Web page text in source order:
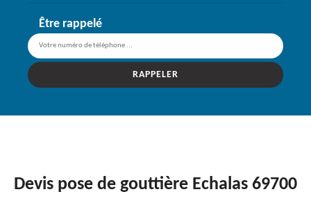
Être rappelé
Devis pose de gouttière Echalas 69700